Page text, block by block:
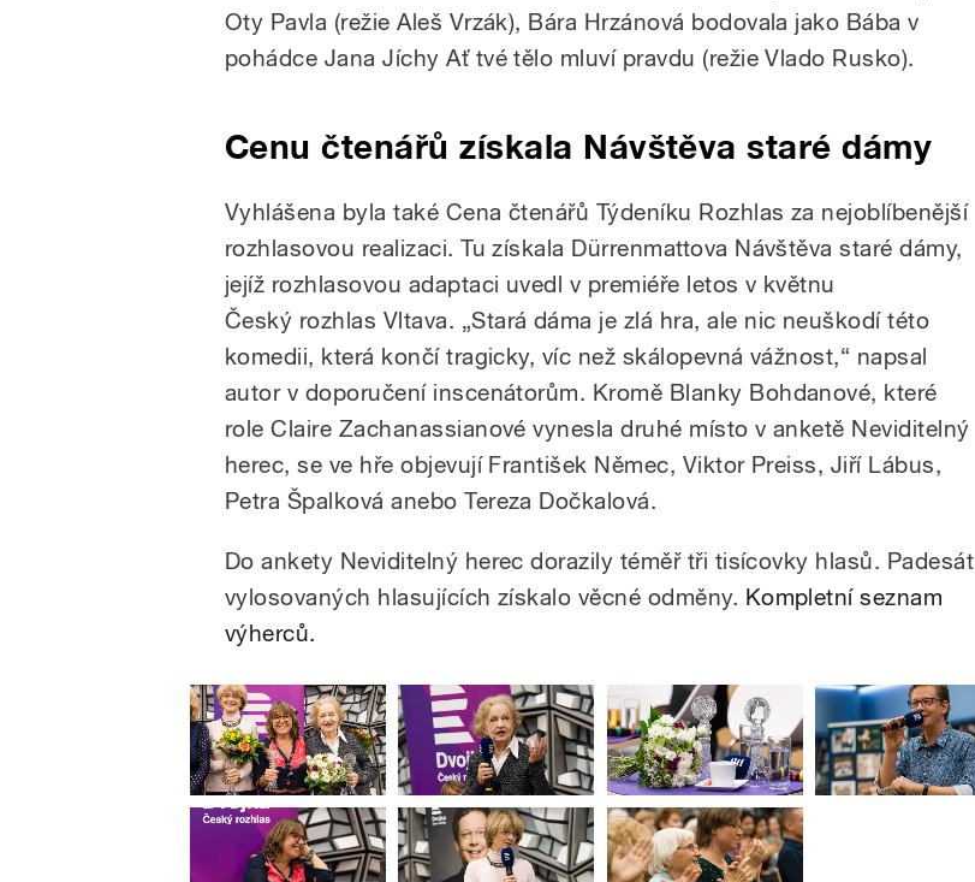
Oty Pavla (režie Aleš Vrzák), Bára Hrzánová bodovala jako Bába v
pohádce Jana Jíchy Ať tvé tělo mluví pravdu (režie Vlado Rusko).
Cenu čtenářů získala Návštěva staré dámy
Vyhlášena byla také Cena čtenářů Týdeníku Rozhlas za nejoblíbenější
rozhlasovou realizaci. Tu získala Dürrenmattova Návštěva staré dámy,
jejíž rozhlasovou adaptaci uvedl v premiéře letos v květnu
Český rozhlas Vltava. „Stará dáma je zlá hra, ale nic neuškodí této
komedii, která končí tragicky, víc než skálopevná vážnost,“ napsal
autor v doporučení inscenátorům. Kromě Blanky Bohdanové, které
role Claire Zachanassianové vynesla druhé místo v anketě Neviditelný
herec, se ve hře objevují František Němec, Viktor Preiss, Jiří Lábus,
Petra Špalková anebo Tereza Dočkalová.
Do ankety Neviditelný herec dorazily téměř tři tisícovky hlasů. Padesát
vylosovaných hlasujících získalo věcné odměny. Kompletní seznam
výherců.